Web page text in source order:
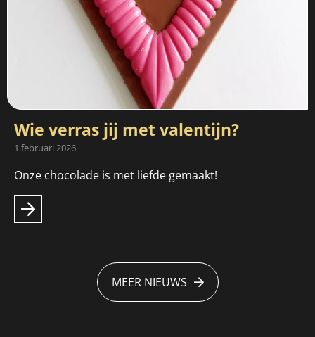
Wie verras jij met valentijn?
1 februari 2026
Onze chocolade is met liefde gemaakt!
MEER NIEUWS